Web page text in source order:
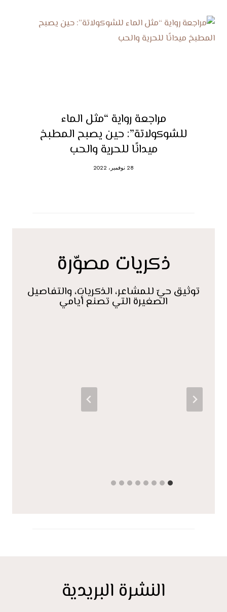
مراجعة رواية “مثل الماء
للشوكولاتة”: حين يصبح المطبخ
ميدانًا للحرية والحب
28 نوفمبر، 2022
ذكريات مصوّرة
توثيق حيّ للمشاعر، الذكريات، والتفاصيل
الصغيرة التي تصنع أيامي
النشرة البريدية